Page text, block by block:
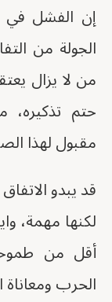
إن الفشل في
الجولة من
من لا يزال
حتم
مقبول لهذا
قد يبدو
لكنها مهمة،
أقل من
الحرب